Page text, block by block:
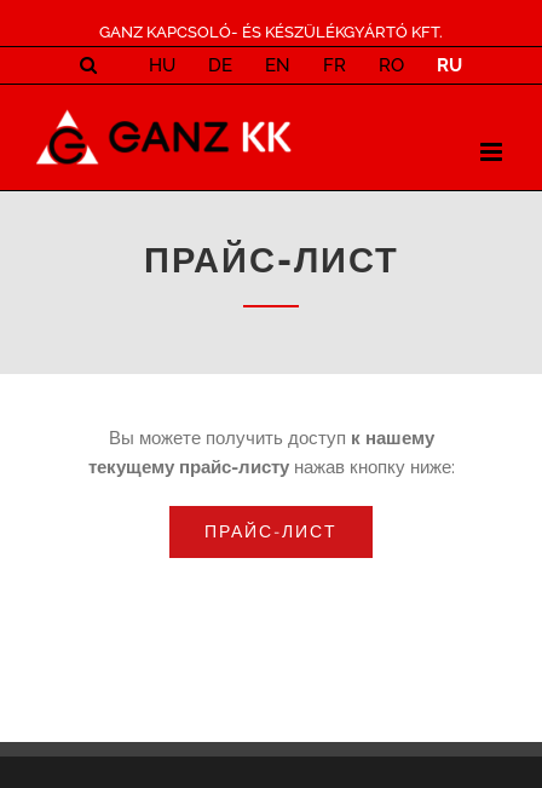
GANZ KAPCSOLÓ- ÉS KÉSZÜLÉKGYÁRTÓ KFT.
HU DE EN FR RO RU
ПРАЙС-ЛИСТ
Вы можете получить доступ к нашему
текущему прайс-листунажав кнопку ниже:
ПРАЙС-ЛИСТ